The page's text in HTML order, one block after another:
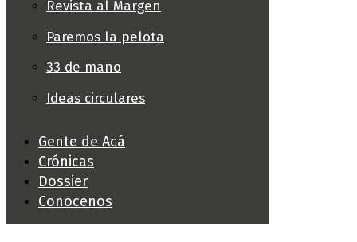
Revista al Margen
Paremos la pelota
33 de mano
Ideas circulares
Gente de Acá
Crónicas
Dossier
Conocenos